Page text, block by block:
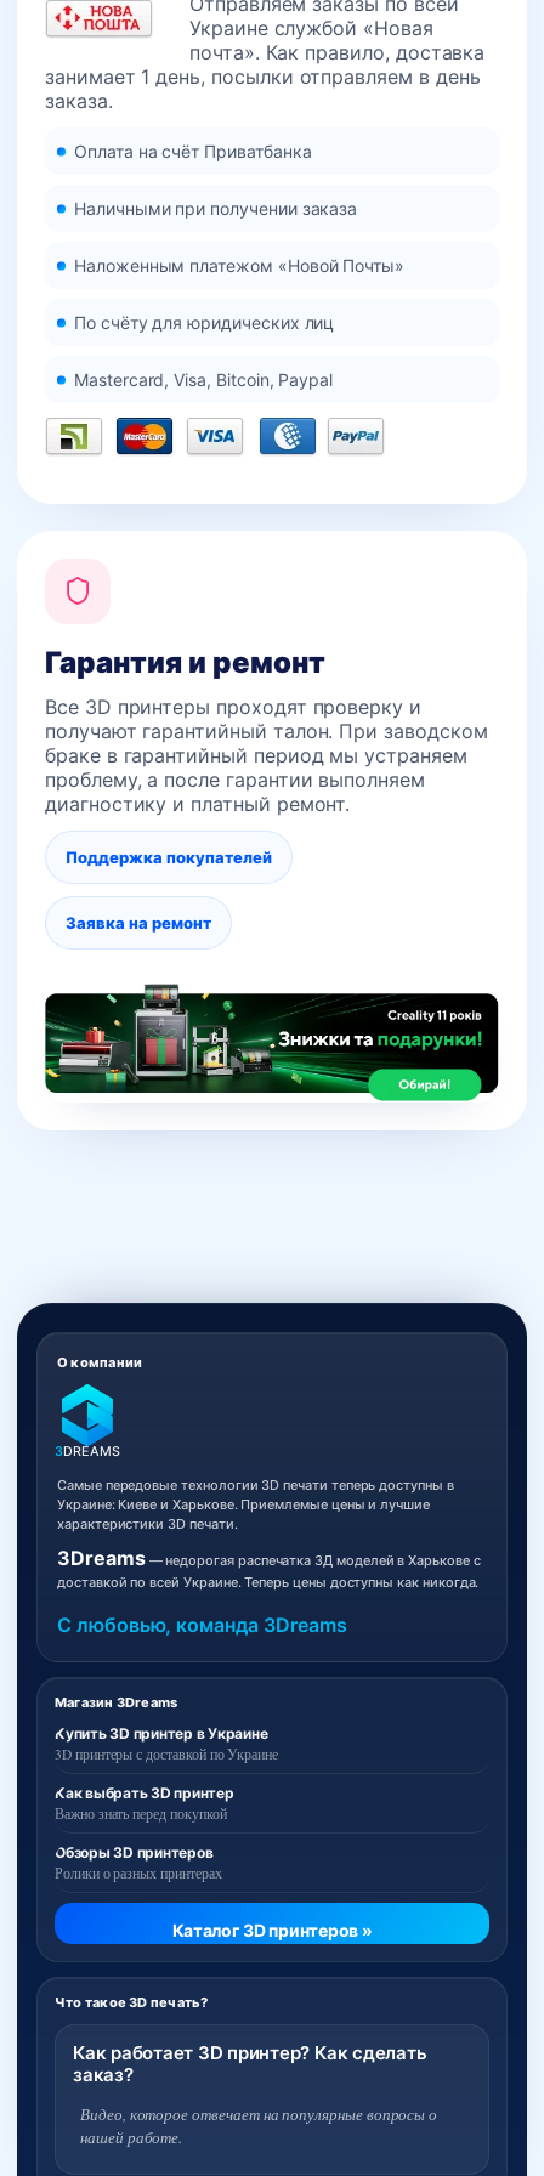
Украине службой «Новая
почта». Как правило, доставка
занимает 1 день, посылки отправляем в день
заказа.
Оплата на счёт Приватбанка
Наличными при получении заказа
Наложенным платежом «Новой Почты»
По счёту для юридических лиц
Mastercard, Visa, Bitcoin, Paypal
Гарантия и ремонт
Все 3D принтеры проходят проверку и
получают гарантийный талон. При заводском
браке в гарантийный период мы устраняем
проблему, а после гарантии выполняем
диагностику и платный ремонт.
Поддержка покупателей
Заявка на ремонт
Магазин 3Dreams
Купить 3D принтер в Украине
3D принтеры с доставкой по Украине
Как выбрать 3D принтер
Важно знать перед покупкой
Обзоры 3D принтеров
Ролики о разных принтерах
Каталог 3D принтеров »
Что такое 3D печать?
Как работает 3D принтер? Как сделать
заказ?
Видео, которое отвечает на популярные вопросы о
нашей работе.
О компании
3DREAMS
Самые передовые технологии 3D печати теперь доступны в
Украине: Киеве и Харькове. Приемлемые цены и лучшие
характеристики 3D печати.
3Dreams— недорогая распечатка 3Д моделей в Харькове с
доставкой по всей Украине. Теперь цены доступны как никогда.
С любовью, команда 3Dreams